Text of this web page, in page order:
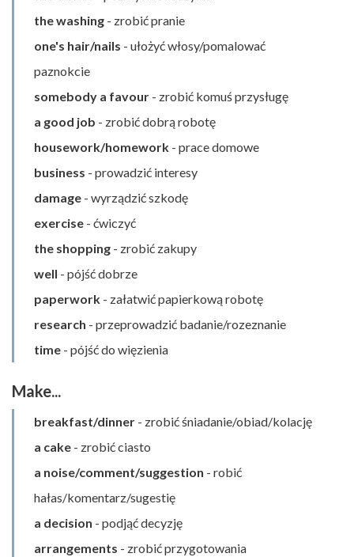
the washing - zrobić pranie
one's hair/nails - ułożyć włosy/pomalować
paznokcie
somebody a favour - zrobić komuś przysługę
a good job - zrobić dobrą robotę
housework/homework - prace domowe
business - prowadzić interesy
damage - wyrządzić szkodę
exercise - ćwiczyć
the shopping - zrobić zakupy
well - pójść dobrze
paperwork - załatwić papierkową robotę
research - przeprowadzić badanie/rozeznanie
time - pójść do więzienia
Make...
breakfast/dinner - zrobić śniadanie/obiad/kolację
a cake - zrobić ciasto
a noise/comment/suggestion - robić
hałas/komentarz/sugestię
a decision - podjąć decyzję
arrangements - zrobić przygotowania